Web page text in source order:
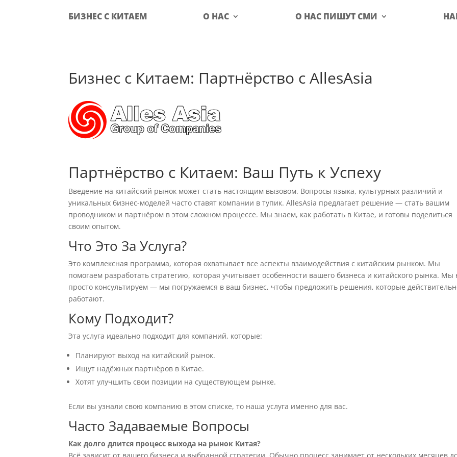
БИЗНЕС С КИТАЕМ О НАС О НАС ПИШУТ СМИ
Бизнес с Китаем: Партнёрство с AllesAsia
Партнёрство с Китаем: Ваш Путь к Успеху
Введение на китайский рынок может стать настоящим вызовом. Вопросы языка, культурных различий и
уникальных бизнес-моделей часто ставят компании в тупик. AllesAsia предлагает решение — стать вашим
проводником и партнёром в этом сложном процессе. Мы знаем, как работать в Китае, и готовы поделиться
своим опытом.
Что Это За Услуга?
Это комплексная программа, которая охватывает все аспекты взаимодействия с китайским рынком. Мы
помогаем разработать стратегию, которая учитывает особенности вашего бизнеса и китайского рынка. Мы
просто консультируем — мы погружаемся в ваш бизнес, чтобы предложить решения, которые
работают.
Кому Подходит?
Эта услуга идеально подходит для компаний, которые:
Планируют выход на китайский рынок.
Ищут надёжных партнёров в Китае.
Хотят улучшить свои позиции на существующем рынке.
Если вы узнали свою компанию в этом списке, то наша услуга именно для вас.
Часто Задаваемые Вопросы
Как долго длится процесс выхода на рынок Китая?